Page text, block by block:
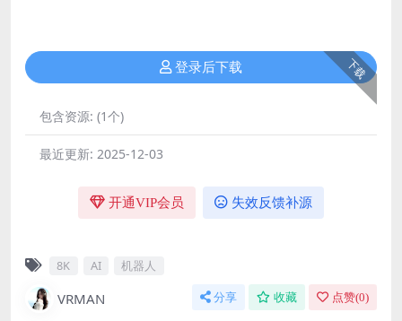
下载
登录后下载
包含资源: (1个)
最近更新: 2025-12-03
开通VIP会员 失效反馈补源
8K AI 机器人
VRMAN 分享 收藏 点赞(0)